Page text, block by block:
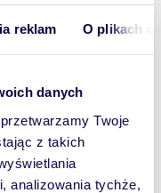
reklam O plikach
danych
przetwarzamy Twoje
z takich
analizowania tychże,
ul.
– Krzysztof
z jego
Sp. z o.o.
prawa